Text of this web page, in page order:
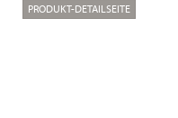
PRODUKT-DETAILSEITE